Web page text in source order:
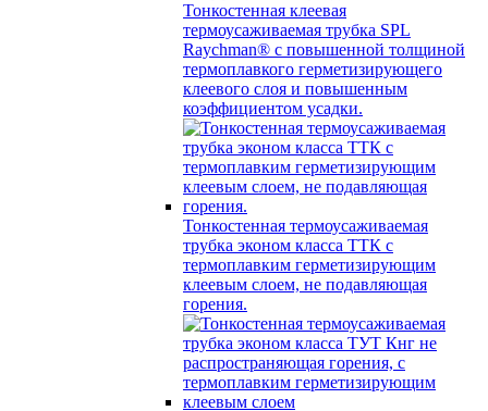
Тонкостенная клеевая
термоусаживаемая трубка SPL
Raychman® с повышенной толщиной
термоплавкого герметизирующего
клеевого слоя и повышенным
коэффициентом усадки.
Тонкостенная термоусаживаемая
трубка эконом класса ТТК с
термоплавким герметизирующим
клеевым слоем, не подавляющая
горения.